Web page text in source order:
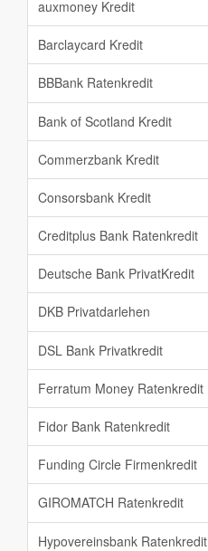
auxmoney Kredit
Barclaycard Kredit
BBBank Ratenkredit
Bank of Scotland Kredit
Commerzbank Kredit
Consorsbank Kredit
Creditplus Bank Ratenkredit
Deutsche Bank PrivatKredit
DKB Privatdarlehen
DSL Bank Privatkredit
Ferratum Money Ratenkredit
Fidor Bank Ratenkredit
Funding Circle Firmenkredit
GIROMATCH Ratenkredit
Hypovereinsbank Ratenkredit